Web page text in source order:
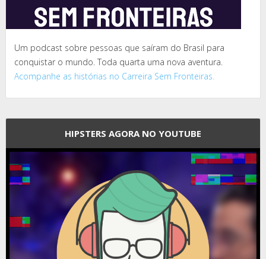
Um podcast sobre pessoas que saíram do Brasil para
conquistar o mundo. Toda quarta uma nova aventura.
Acompanhe as histórias no Carreira Sem Fronteiras.
HIPSTERS AGORA NO YOUTUBE